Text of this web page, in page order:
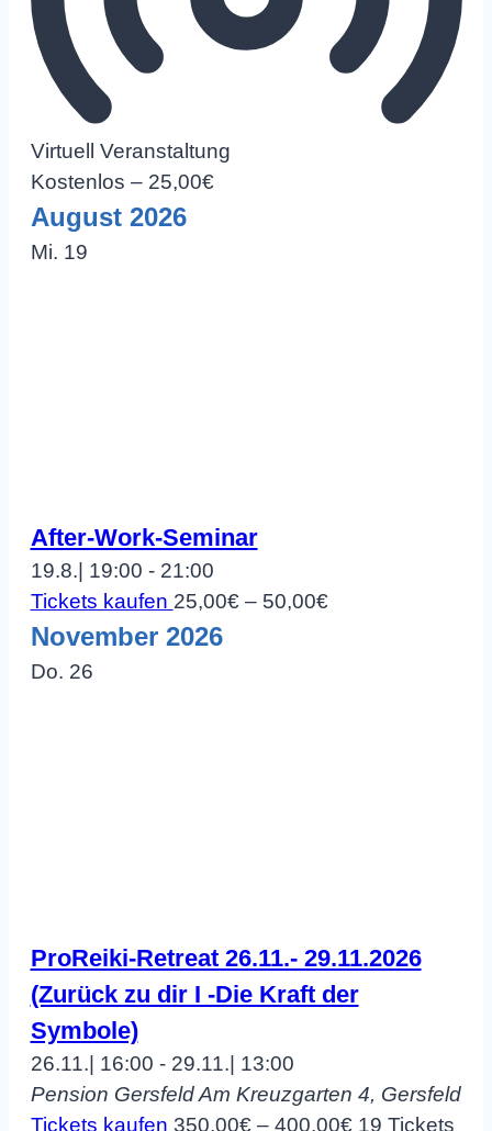
Virtuell Veranstaltung
Kostenlos – 25,00€
August 2026
Mi. 19
After-Work-Seminar
19.8.| 19:00 - 21:00
Tickets kaufen 25,00€ – 50,00€
November 2026
Do. 26
ProReiki-Retreat 26.11.- 29.11.2026
(Zurück zu dir I -Die Kraft der
Symbole)
26.11.| 16:00 - 29.11.| 13:00
Pension GersfeldAm Kreuzgarten 4, Gersfeld
Tickets kaufen 350,00€ – 400,00€ 19 Tickets